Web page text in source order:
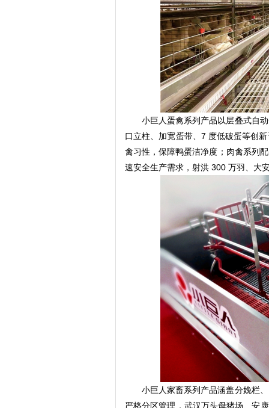
小巨人蛋禽系列产品以层叠式自
口立柱、加宽蛋带、7 度低破蛋等创
禽习性，保障鸭蛋洁净度；肉禽系列
速安全生产需求，射洪 300 万羽、大
小巨人家畜系列产品涵盖分娩栏
严格分区管理，武汉万头母猪场、安